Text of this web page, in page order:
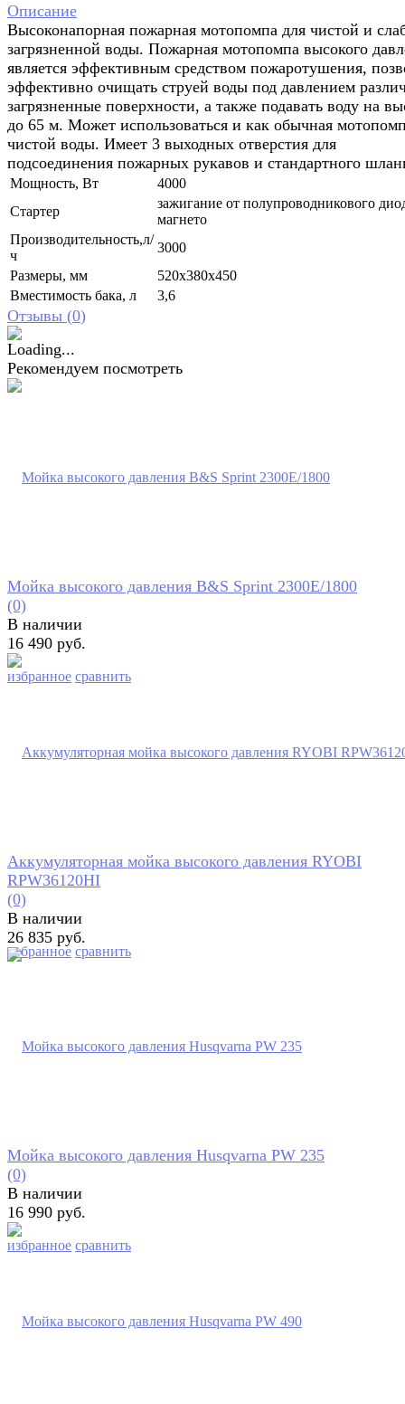
Описание
Высоконапорная пожарная мотопомпа для чистой и
загрязненной воды. Пожарная мотопомпа высокого
является эффективным средством пожаротушения,
эффективно очищать струей воды под давлением
загрязненные поверхности, а также подавать воду на
до 65 м. Может использоваться и как обычная
чистой воды. Имеет 3 выходных отверстия для
подсоединения пожарных рукавов и стандартного
Мощность, Вт
4000
Стартер
зажигание от полупроводникового
магнето
Производительность,л/
ч
3000
Размеры, мм
520x380x450
Вместимость бака, л
3,6
Отзывы (0)
Рекомендуем посмотреть
избранное сравнить
Мойка высокого давления B&S Sprint 2300E/1800
(0)
В наличии
16 490 руб.
избранное сравнить
Аккумуляторная мойка высокого давления RYOBI
RPW36120HI
(0)
В наличии
26 835 руб.
избранное сравнить
Мойка высокого давления Husqvarna PW 235
(0)
В наличии
16 990 руб.